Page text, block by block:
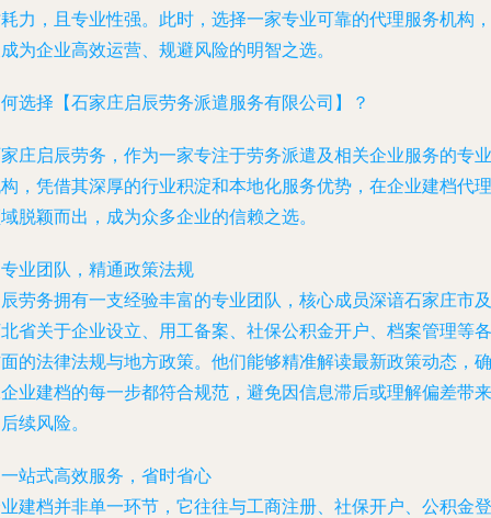
力，且专业性强。此时，选择一家专业可靠的代理服务机构，
为企业高效运营、规避风险的明智之选。
选择【石家庄启辰劳务派遣服务有限公司】？
庄启辰劳务，作为一家专注于劳务派遣及相关企业服务的专业
，凭借其深厚的行业积淀和本地化服务优势，在企业建档代理
脱颖而出，成为众多企业的信赖之选。
业团队，精通政策法规
劳务拥有一支经验丰富的专业团队，核心成员深谙石家庄市及
省关于企业设立、用工备案、社保公积金开户、档案管理等各
的法律法规与地方政策。他们能够精准解读最新政策动态，确
业建档的每一步都符合规范，避免因信息滞后或理解偏差带来
续风险。
站式高效服务，省时省心
建档并非单一环节，它往往与工商注册、社保开户、公积金登